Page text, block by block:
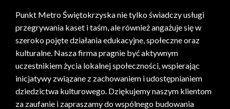
Punkt Metro Świętokrzyska nie tylko świadczy usługi
przegrywania kaset i taśm, ale również angażuje się w
szeroko pojęte działania edukacyjne, społeczne oraz
kulturalne. Nasza firma pragnie być aktywnym
uczestnikiem życia lokalnej społeczności, wspierając
inicjatywy związane z zachowaniem i udostępnianiem
dziedzictwa kulturowego. Dziękujemy naszym klientom
za zaufanie i zapraszamy do wspólnego budowania